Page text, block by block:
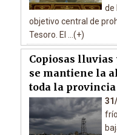
de
objetivo central de
Tesoro. El ...(+)
Copiosas lluvias
se mantiene la
toda la provincia